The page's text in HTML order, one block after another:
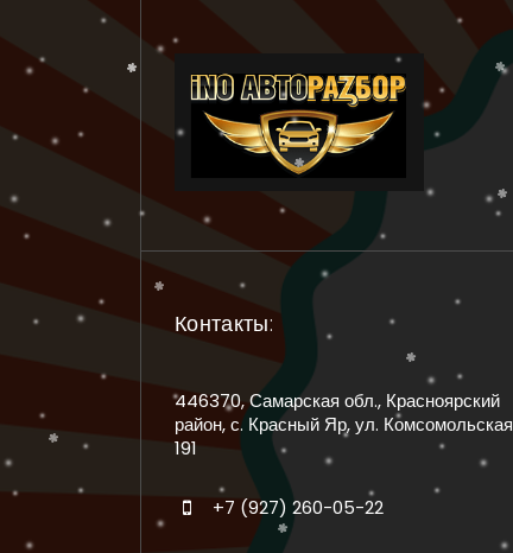
Контакты:
446370, Самарская обл., Красноярский
район, с. Красный Яр, ул. Комсомольская
191
+7 (927) 260-05-22